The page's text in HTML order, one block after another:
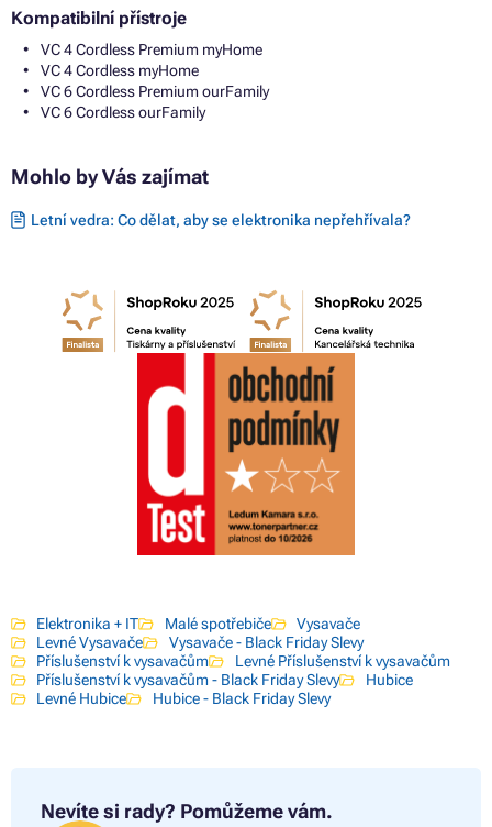
Kompatibilní přístroje
VC 4 Cordless Premium myHome
VC 4 Cordless myHome
VC 6 Cordless Premium ourFamily
VC 6 Cordless ourFamily
Mohlo by Vás zajímat
Letní vedra: Co dělat, aby se elektronika nepřehřívala?
Elektronika + IT Malé spotřebiče
Vysavače
Levné Vysavače
Vysavače - Black Friday Slevy
Příslušenství k vysavačům
Levné Příslušenství k vysavačům
Příslušenství k vysavačům - Black Friday Slevy
Hubice
Levné Hubice
Hubice - Black Friday Slevy
Nevíte si rady? Pomůžeme vám.